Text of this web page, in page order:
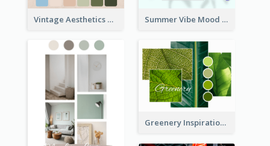
Vintage Aesthetics Mood Board Summer Vibe Mood Board
Greenery Inspiration Mood Board